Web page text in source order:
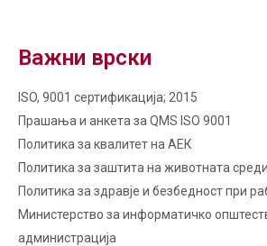
Важни врски
ISO, 9001 сертификација; 2015
Прашања и анкета за QMS ISO 9001
Политика за квалитет на AЕК
Политика за заштита на животната
Политика за здравје и безбедност при
Министерство за информатичко
администрација